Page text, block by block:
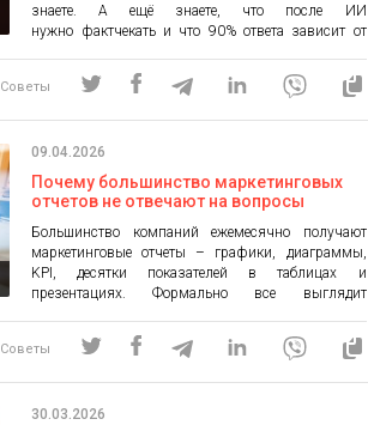
знаете. А ещё знаете, что после ИИ
нужно фактчекать и что 90% ответа зависит от
меньше, но успевать больше благодаря Claude.
Настя Яланская, креативный директор Kukurudza,
Советы
09.04.2026
Почему большинство маркетинговых
отчетов не отвечают на вопросы
Большинство компаний ежемесячно получают
маркетинговые отчеты – графики, диаграммы,
KPI, десятки показателей в таблицах и
презентациях. Формально все выглядит
динамика показана. Но на практике эти отчеты
часто выполняют лишь одну функцию –
ли доход? Где компания теряет […]
Советы
30.03.2026